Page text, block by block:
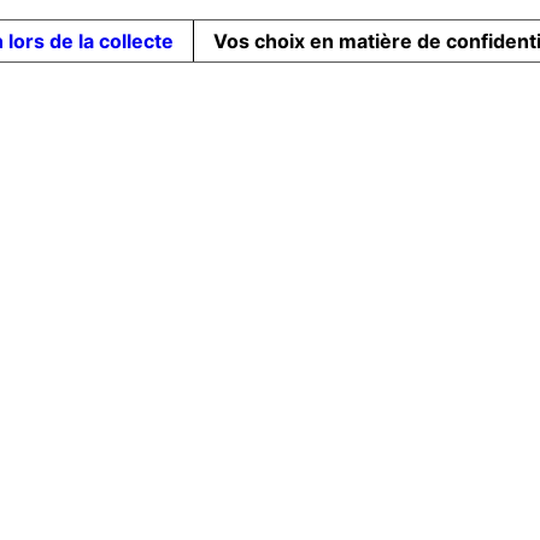
lors de la collecte Vos choix en matière de